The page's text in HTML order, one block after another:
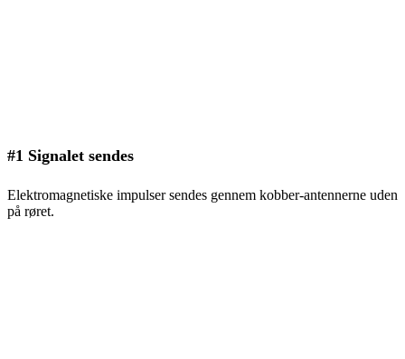
#1 Signalet sendes
Elektromagnetiske impulser sendes gennem kobber-antennerne uden
på røret.